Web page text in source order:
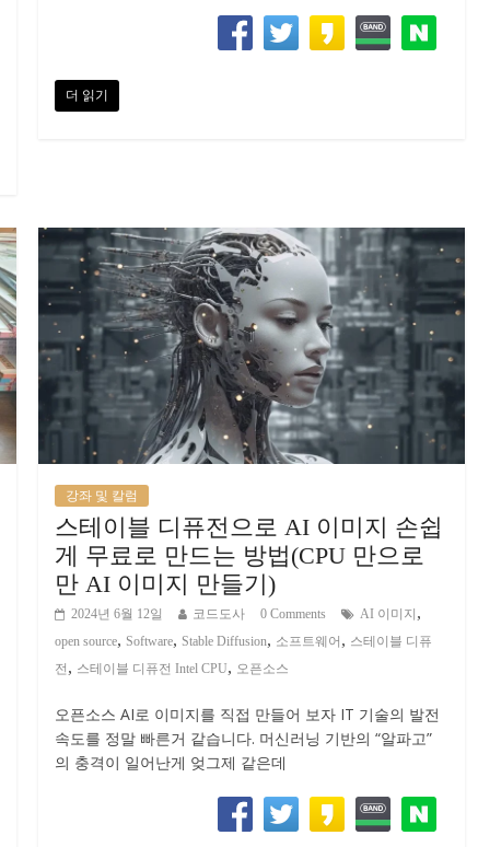
더 읽기
강좌 및 칼럼
스테이블 디퓨전으로 AI 이미지 손쉽
게 무료로 만드는 방법(CPU 만으로
만 AI 이미지 만들기)
2024년 6월 12일 코드도사 0 Comments AI 이미지 ,
open source, Software, Stable Diffusion, 소프트웨어 , 스테이블 디퓨
전 , 스테이블 디퓨전 Intel CPU, 오픈소스
오픈소스 AI로 이미지를 직접 만들어 보자 IT 기술의 발전
속도를 정말 빠른거 같습니다. 머신러닝 기반의 “알파고”
의 충격이 일어난게 엊그제 같은데